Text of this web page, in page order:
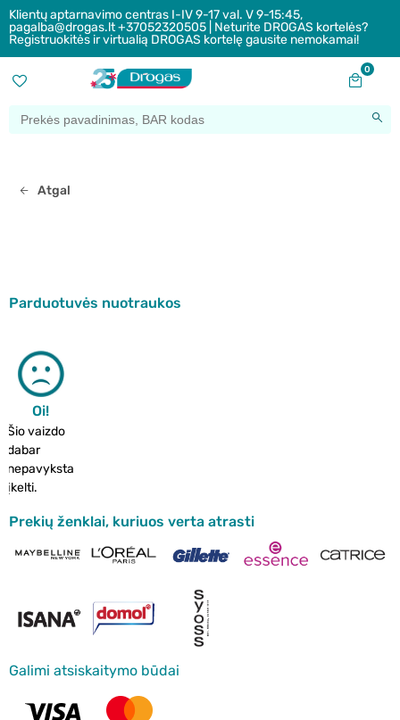
Klientų aptarnavimo centras I-IV 9-17 val. V 9-15:45,
pagalba@drogas.lt +37052320505 | Neturite DROGAS kortelės?
Registruokitės ir virtualią DROGAS kortelę gausite nemokamai!
0
Atgal
Parduotuvės nuotraukos
Oi!
Šio vaizdo
dabar
nepavyksta
įkelti.
Prekių ženklai, kuriuos verta atrasti
Galimi atsiskaitymo būdai